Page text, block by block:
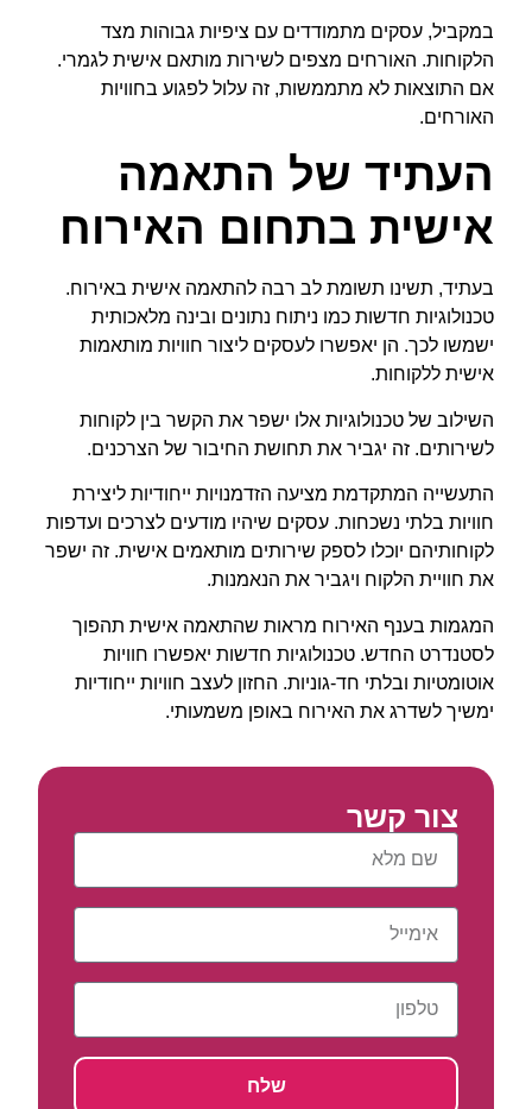
צור קשר
שלח
במקביל, עסקים מתמודדים עם ציפיות גבוהות מצד
הלקוחות. האורחים מצפים לשירות מותאם אישית לגמרי.
אם התוצאות לא מתממשות, זה עלול לפגוע בחוויות
האורחים.
העתיד של התאמה
אישית בתחום האירוח
בעתיד, תשינו תשומת לב רבה להתאמה אישית באירוח.
טכנולוגיות חדשות כמו ניתוח נתונים ובינה מלאכותית
ישמשו לכך. הן יאפשרו לעסקים ליצור חוויות מותאמות
אישית ללקוחות.
השילוב של טכנולוגיות אלו ישפר את הקשר בין לקוחות
לשירותים. זה יגביר את תחושת החיבור של הצרכנים.
התעשייה המתקדמת מציעה הזדמנויות ייחודיות ליצירת
חוויות בלתי נשכחות. עסקים שיהיו מודעים לצרכים ועדפות
לקוחותיהם יוכלו לספק שירותים מותאמים אישית. זה ישפר
את חוויית הלקוח ויגביר את הנאמנות.
המגמות בענף האירוח מראות שהתאמה אישית תהפוך
לסטנדרט החדש. טכנולוגיות חדשות יאפשרו חוויות
אוטומטיות ובלתי חד-גוניות. החזון לעצב חוויות ייחודיות
ימשיך לשדרג את האירוח באופן משמעותי.